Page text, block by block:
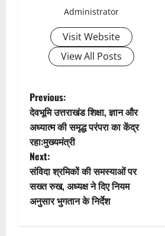
t
i
o
n
Administrator
Visit Website
View All Posts
P
o
s
t
n
Previous:
देवभूमि उत्तराखंड शिक्षा, ज्ञान और
अध्यात्म की समृद्ध परंपरा का केंद्र
रहा:मुख्यमंत्री
Next:
संविदा श्रमिकों की समस्याओं पर
सख्त रुख, अध्यक्ष ने दिए नियम
अनुसार भुगतान के निर्देश